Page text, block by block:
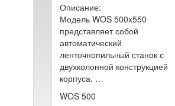
Описание:
Модель WOS 500x550
представляет собой
автоматический
ленточнопильный станок с
двухколонной конструкцией
корпуса. …
WOS 500